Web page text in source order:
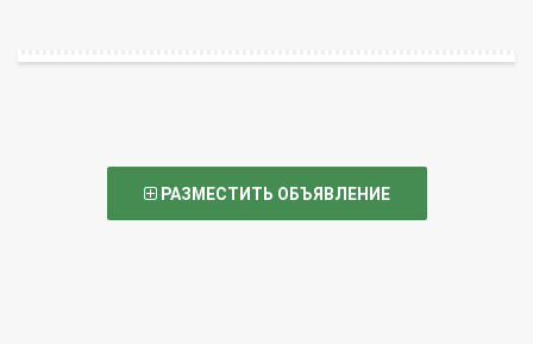
РАЗМЕСТИТЬ ОБЪЯВЛЕНИЕ